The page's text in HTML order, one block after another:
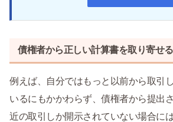
債権者から正しい計算書を取り寄せる
例えば、自分ではもっと以前から取引
いるにもかかわらず、債権者から提出
近の取引しか開示されていない場合に